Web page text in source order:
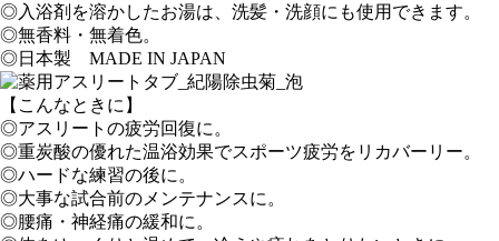
◎入浴剤を溶かしたお湯は、洗髪・洗顔にも使用できます。
◎無香料・無着色。
◎日本製 MADE IN JAPAN
【こんなときに】
◎アスリートの疲労回復に。
◎重炭酸の優れた温浴効果でスポーツ疲労をリカバーリー。
◎ハードな練習の後に。
◎大事な試合前のメンテナンスに。
◎腰痛・神経痛の緩和に。